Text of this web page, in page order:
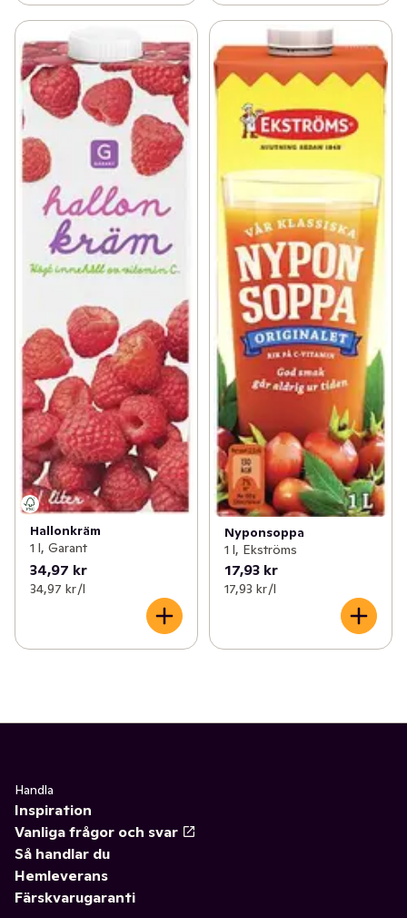
Hallonkräm
1 l, Garant
34,97 kr
34,97 kr /l
Nyponsoppa
1 l, Ekströms
17,93 kr
17,93 kr /l
Handla
Inspiration
Vanliga frågor och svar
Så handlar du
Hemleverans
Färskvarugaranti